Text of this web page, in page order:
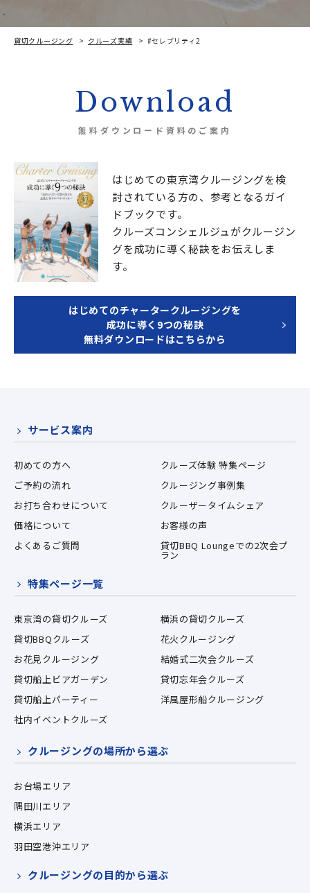
貸切クルージング クルーズ実績 #セレブリティ2
Download
無料ダウンロード資料のご案内
はじめての東京湾クルージングを検
討されている方の、 参考となるガイ
ドブックです。
クルーズコンシェルジュがクルージン
グを成功に導く秘訣をお伝えしま
す。
はじめてのチャータークルージングを
成功に導く9つの秘訣
無料ダウンロードはこちらから
サービス案内
初めての方へ
クルーズ体験 特集ページ
ご予約の流れ
クルージング事例集
お打ち合わせについて
クルーザータイムシェア
価格について
お客様の声
よくあるご質問
貸切BBQ Loungeでの2次会プ
ラン
特集ページ一覧
東京湾の貸切クルーズ
横浜の貸切クルーズ
貸切BBQクルーズ
花火クルージング
お花見クルージング
結婚式二次会クルーズ
貸切船上ビアガーデン
貸切忘年会クルーズ
貸切船上パーティー
洋風屋形船クルージング
社内イベントクルーズ
クルージングの場所から選ぶ
お台場エリア
隅田川エリア
横浜エリア
羽田空港沖エリア
クルージングの目的から選ぶ